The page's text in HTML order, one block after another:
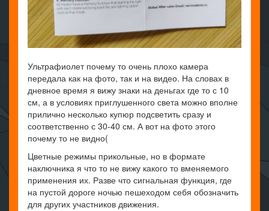
Ультрафиолет почему то очень плохо камера
передала как на фото, так и на видео. На словах в
дневное время я вижу знаки на деньгах где то с 10
см, а в условиях приглушенного света можно вполне
прилично несколько купюр подсветить сразу и
соответственно с 30-40 см. А вот на фото этого
почему то не видно(
Цветные режимы прикольные, но в формате
наключника я что то не вижу какого то вменяемого
применения их. Разве что сигнальная функция, где
на пустой дороге ночью пешеходом себя обозначить
для других участников движения.